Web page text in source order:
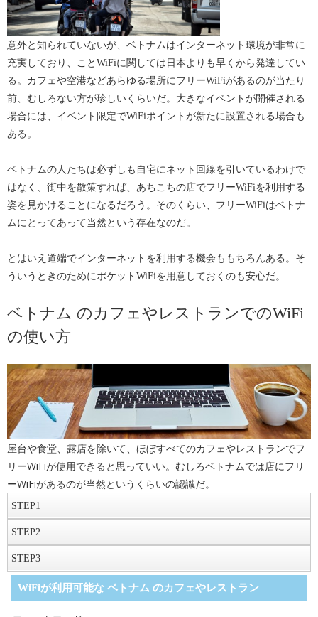
意外と知られていないが、ベトナムはインターネット環境が非常に
充実しており、ことWiFiに関しては日本よりも早くから発達してい
る。カフェや空港などあらゆる場所にフリーWiFiがあるのが当たり
前、むしろない方が珍しいくらいだ。大きなイベントが開催される
場合には、イベント限定でWiFiポイントが新たに設置される場合も
ある。
ベトナムの人たちは必ずしも自宅にネット回線を引いているわけで
はなく、街中を散策すれば、あちこちの店でフリーWiFiを利用する
姿を見かけることになるだろう。そのくらい、フリーWiFiはベトナ
ムにとってあって当然という存在なのだ。
とはいえ道端でインターネットを利用する機会ももちろんある。そ
ういうときのためにポケットWiFiを用意しておくのも安心だ。
ベトナム のカフェやレストランでのWiFi
の使い方
屋台や食堂、露店を除いて、ほぼすべてのカフェやレストランでフ
リーWiFiが使用できると思っていい。むしろベトナムでは店にフリ
ーWiFiがあるのが当然というくらいの認識だ。
STEP1
WiFiを提供しているスポットを探す
まずは手近なカフェやレストランに入ってWiFiを検索しよう。大抵
の場合、通信名に店名が入っているのですぐに見つけることができ
る。わからない場合にはスタッフに尋ねてみること。
STEP2
接続
該当するフリーWiFiを見つけたら、そのまま接続しよう。ただし、
ほとんどの店のフリーWiFiにパスワードがかかっているので注意。
STEP3
WiFiが利用可能な ベトナム のカフェやレストラン